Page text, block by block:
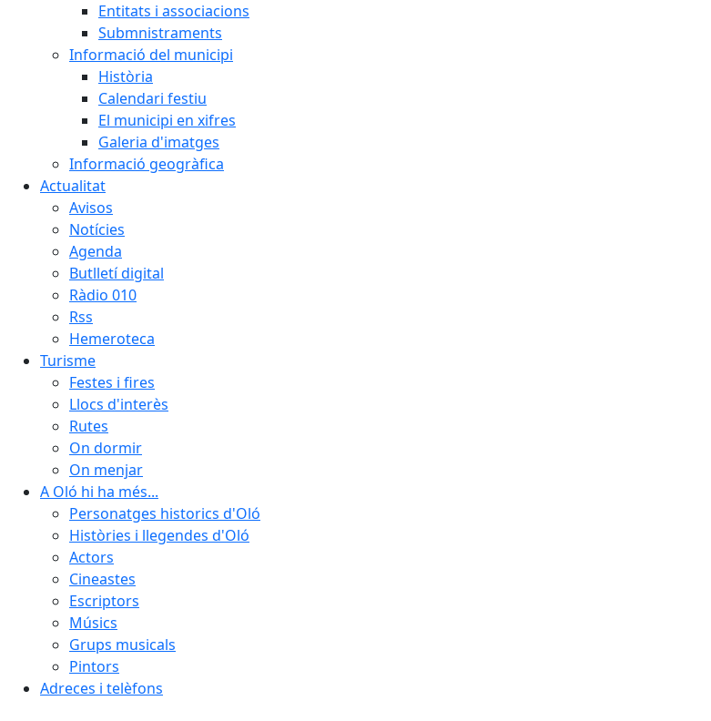
Entitats i associacions
Submnistraments
Informació del municipi
Història
Calendari festiu
El municipi en xifres
Galeria d'imatges
Informació geogràfica
Actualitat
Avisos
Notícies
Agenda
Butlletí digital
Ràdio 010
Rss
Hemeroteca
Turisme
Festes i fires
Llocs d'interès
Rutes
On dormir
On menjar
A Oló hi ha més...
Personatges historics d'Oló
Històries i llegendes d'Oló
Actors
Cineastes
Escriptors
Músics
Grups musicals
Pintors
Adreces i telèfons